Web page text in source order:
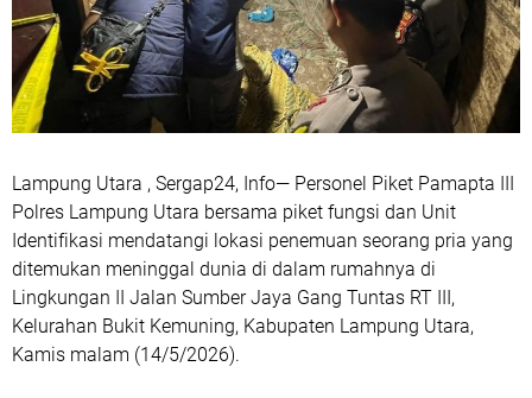
Lampung Utara , Sergap24, Info— Personel Piket Pamapta III
Polres Lampung Utara bersama piket fungsi dan Unit
Identifikasi mendatangi lokasi penemuan seorang pria yang
ditemukan meninggal dunia di dalam rumahnya di
Lingkungan II Jalan Sumber Jaya Gang Tuntas RT III,
Kelurahan Bukit Kemuning, Kabupaten Lampung Utara,
Kamis malam (14/5/2026).